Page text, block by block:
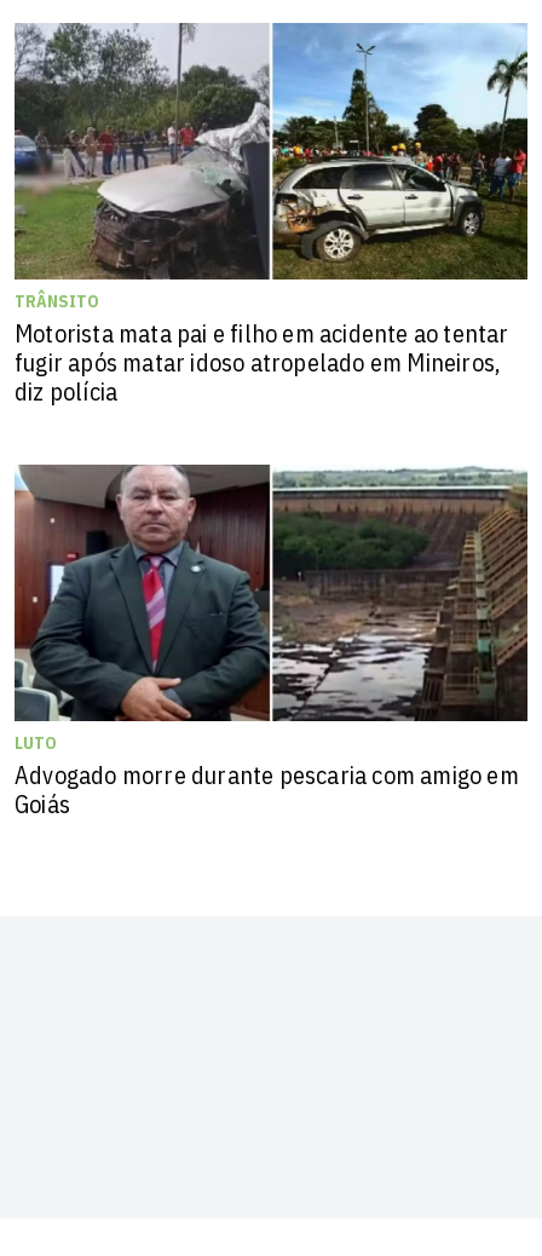
TRÂNSITO
Motorista mata pai e filho em acidente ao tentar
fugir após matar idoso atropelado em Mineiros,
diz polícia
LUTO
Advogado morre durante pescaria com amigo em
Goiás